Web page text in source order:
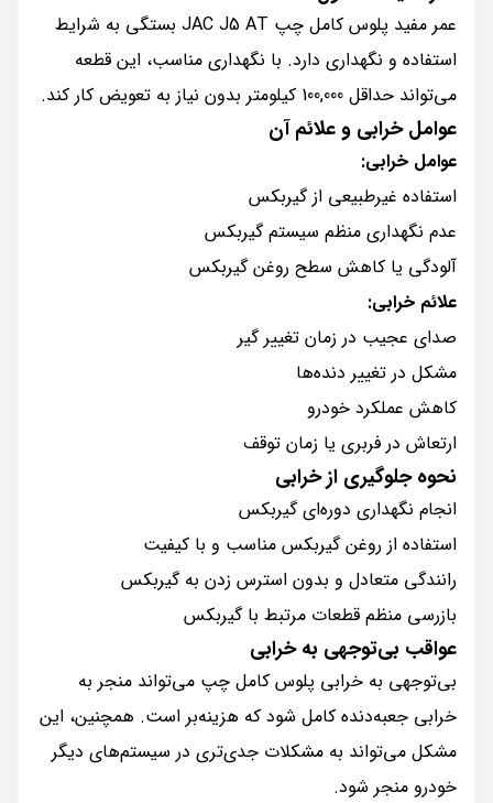
عمر مفید پلوس کامل چپ JAC J5 AT بستگی به شرایط
استفاده و نگهداری دارد. با نگهداری مناسب، این قطعه
می‌تواند حداقل 100,000 کیلومتر بدون نیاز به تعویض کار کند.
عوامل خرابی و علائم آن
عوامل خرابی:
استفاده غیرطبیعی از گیربکس
عدم نگهداری منظم سیستم گیربکس
آلودگی یا کاهش سطح روغن گیربکس
علائم خرابی:
صدای عجیب در زمان تغییر گیر
مشکل در تغییر دنده‌ها
کاهش عملکرد خودرو
ارتعاش در فربری یا زمان توقف
نحوه جلوگیری از خرابی
انجام نگهداری دوره‌ای گیربکس
استفاده از روغن گیربکس مناسب و با کیفیت
رانندگی متعادل و بدون استرس زدن به گیربکس
بازرسی منظم قطعات مرتبط با گیربکس
عواقب بی‌توجهی به خرابی
بی‌توجهی به خرابی پلوس کامل چپ می‌تواند منجر به
خرابی جعبه‌دنده کامل شود که هزینه‌بر است. همچنین، این
مشکل می‌تواند به مشکلات جدی‌تری در سیستم‌های دیگر
خودرو منجر شود.